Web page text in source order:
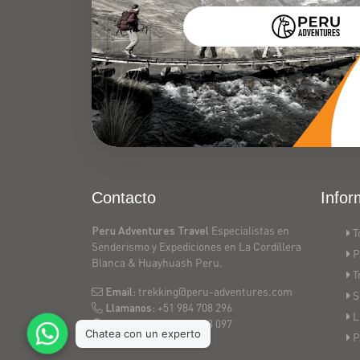
carhuascancha
trek,
6
days
trek
huaraz
Contacto
Peru Adventures Travel Especialistas en
Senderismo y Expediciones en La Cordillera
Blanca & Huayhuash Peru.
Email: trekking@peru-adventures.com
Llamanos: +51 984 708 296
Telegram:+51 943 643 097
Huaraz - Peru